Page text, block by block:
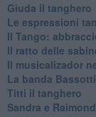
Giuda il tanghero
Le espressioni
Il Tango:
Il ratto delle
Il musicalizador
La banda
Titti il tanghero
Sandra e